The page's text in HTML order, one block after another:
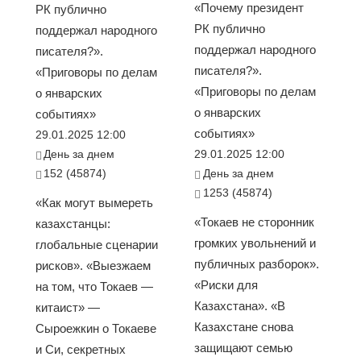
РК публично
поддержал народного
писателя?».
«Приговоры по делам
о январских
событиях»
29.01.2025 12:00
День за днем
152 (45874)
«Как могут вымереть
казахстанцы:
глобальные сценарии
рисков». «Выезжаем
на том, что Токаев —
китаист» —
Сыроежкин о Токаеве
и Си, секретных
«Почему президент
РК публично
поддержал народного
писателя?».
«Приговоры по делам
о январских
событиях»
29.01.2025 12:00
День за днем
1253 (45874)
«Токаев не сторонник
громких увольнений и
публичных разборок».
«Риски для
Казахстана». «В
Казахстане снова
защищают семью